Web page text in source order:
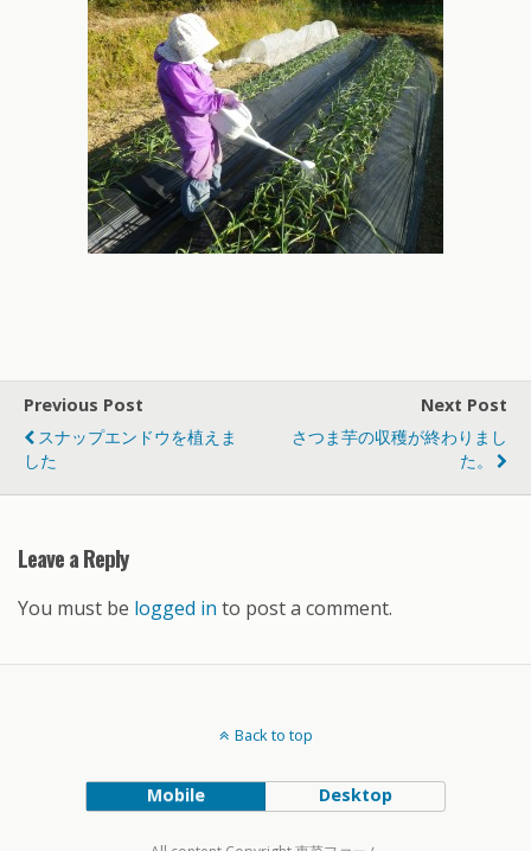
Previous Post
スナップエンドウを植えま
した
Next Post
さつま芋の収穫が終わりまし
た。
Leave a Reply
You must be logged in to post a comment.
Back to top
Mobile Desktop